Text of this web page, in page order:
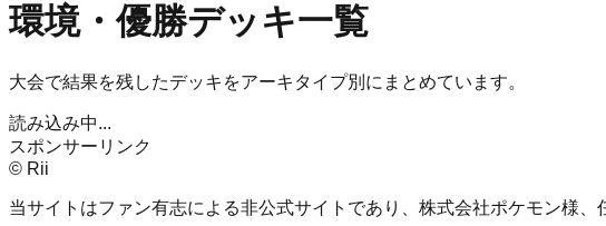
環境・優勝デッキ一覧
大会で結果を残したデッキをアーキタイプ別にまとめています。
読み込み中...
スポンサーリンク
© Rii
当サイトはファン有志による非公式サイトであり、株式会社ポケモン様、